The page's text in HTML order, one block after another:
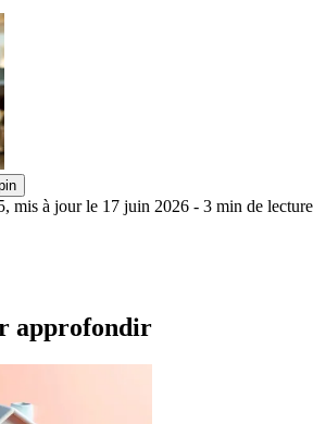
, mis à jour le 17 juin 2026 - 3 min de lecture
approfondir